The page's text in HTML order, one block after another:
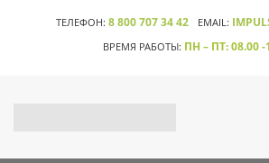
ТЕЛЕФОН: 8 800 707 34 42 EMAIL:
ВРЕМЯ РАБОТЫ: ПН – ПТ: 08.00 -